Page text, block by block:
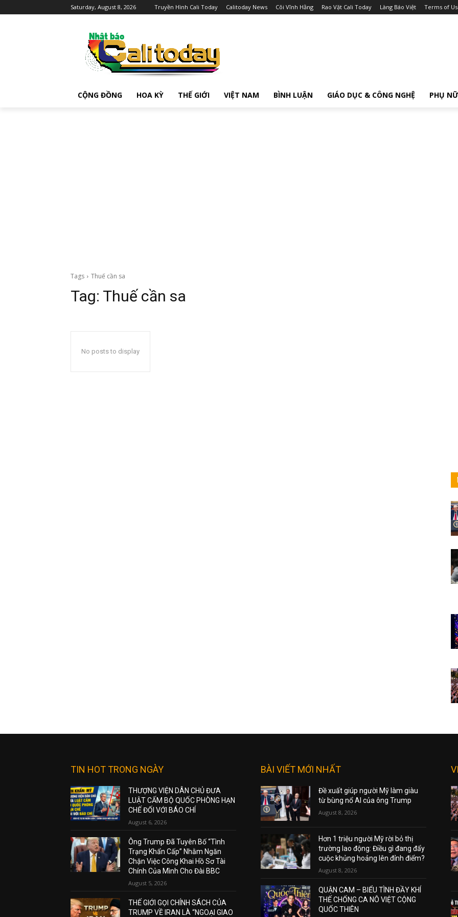
Saturday, August 8, 2026 Truyền Hình Cali Today Calitoday News Cõi Vĩnh Hằng Rao Vặt Cali Today Làng Báo Việt Terms of
CỘNG ĐỒNG HOA KỲ THẾ GIỚI VIỆT NAM BÌNH LUẬN GIÁO DỤC & CÔNG NGHỆ PHỤ NỮ
Tags Thuế cần sa
Tag: Thuế cần sa
No posts to display
TIN HOT TRONG NGÀY
THƯỢNG VIỆN DÂN CHỦ ĐƯA
LUẬT CẤM BỘ QUỐC PHÒNG HẠN
CHẾ ĐỐI VỚI BÁO CHÍ
August 6, 2026
Ông Trump Đã Tuyên Bố “Tình
Trạng Khẩn Cấp” Nhằm Ngăn
Chặn Việc Công Khai Hồ Sơ Tài
Chính Của Mình Cho Đài BBC
August 5, 2026
THẾ GIỚI GỌI CHÍNH SÁCH CỦA
TRUMP VỀ IRAN LÀ “NGOẠI GIAO
BÀI VIẾT MỚI NHẤT
Đề xuất giúp người Mỹ làm giàu
từ bùng nổ AI của ông Trump
August 8, 2026
Hơn 1 triệu người Mỹ rời bỏ thị
trường lao động: Điều gì đang đẩy
cuộc khủng hoảng lên đỉnh điểm?
August 8, 2026
QUẬN CAM – BIỂU TÌNH ĐẦY KHÍ
THẾ CHỐNG CA NÔ VIỆT CỘNG
QUỐC THIÊN